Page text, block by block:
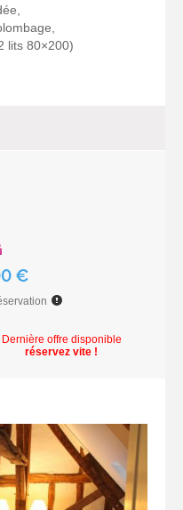
lits 80×200)
€
Dernière offre disponible
réservez vite !